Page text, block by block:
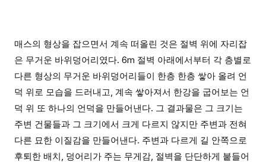
매스의 형상을 잡으면서 계속 떠올린 것은 절벽 위에 자리잡
은 무거운 바위덩어리였다. 6m 절벽 아래에서부터 각 층별로
다른 형상의 무거운 바위덩어리들이 한층 한층 쌓아 올려 언
덕 위로 모습을 드러내고, 계속 쌓아져서 한강을 굽어보는 언
덕 위 또 하나의 언덕을 만들어낸다. 그 결과물은 그 크기는
주변 건물들과 그 크기에서 크게 다르지 않지만 주변과 전혀
다른 묘한 이질감을 만들어낸다. 주변과 다르게 길 안쪽으로
후퇴한 배치, 덩어리가 주는 무게감, 절벽을 단단하게 붙들어